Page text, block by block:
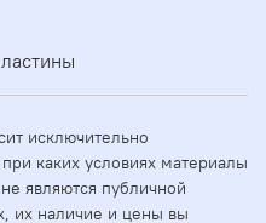
исключительно
каких условиях материалы
являются публичной
их наличие и цены вы